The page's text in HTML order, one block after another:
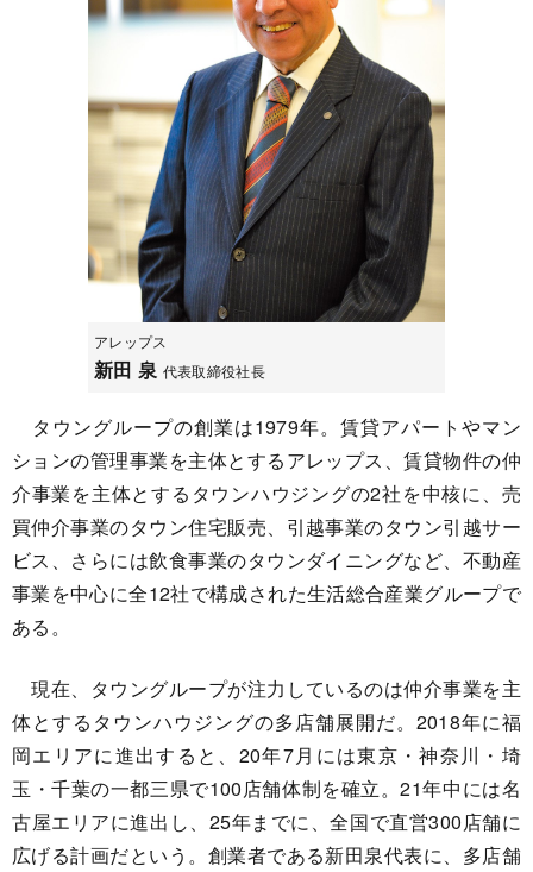
アレップス
新田 泉 代表取締役社長
タウングループの創業は1979年。賃貸アパートやマン
ションの管理事業を主体とするアレップス、賃貸物件の仲
介事業を主体とするタウンハウジングの2社を中核に、売
買仲介事業のタウン住宅販売、引越事業のタウン引越サー
ビス、さらには飲食事業のタウンダイニングなど、不動産
事業を中心に全12社で構成された生活総合産業グループで
ある。
現在、タウングループが注力しているのは仲介事業を主
体とするタウンハウジングの多店舗展開だ。2018年に福
岡エリアに進出すると、20年7月には東京・神奈川・埼
玉・千葉の一都三県で100店舗体制を確立。21年中には名
古屋エリアに進出し、25年までに、全国で直営300店舗に
広げる計画だという。創業者である新田泉代表に、多店舗